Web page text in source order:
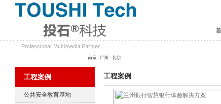
工程案例
公共安全教育基地
工程案例